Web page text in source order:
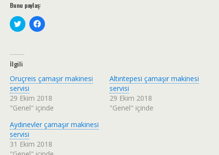
Bunu paylaş:
T
w
e
r
ü
e
r
i
n
d
e
a
y
l
a
ş
F
a
t
a
a
y
l
ş
m
k
i
İlgili
Oruçreis çamaşır makinesi
servisi
29 Ekim 2018
"Genel" içinde
Altıntepesi çamaşır makinesi
servisi
29 Ekim 2018
"Genel" içinde
Aydınevler çamaşır makinesi
servisi
31 Ekim 2018